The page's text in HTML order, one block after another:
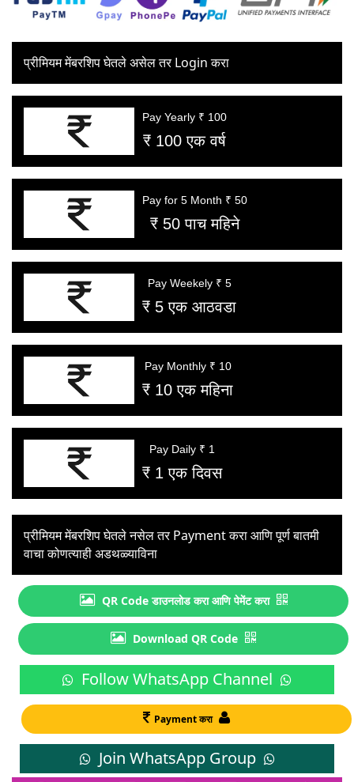
प्रीमियम मेंबरशिप घेतले असेल तर Login करा
Pay Yearly ₹ 100
₹ 100 एक वर्ष
Pay for 5 Month ₹ 50
₹ 50 पाच महिने
Pay Weekely ₹ 5
₹ 5 एक आठवडा
Pay Monthly ₹ 10
₹ 10 एक महिना
Pay Daily ₹ 1
₹ 1 एक दिवस
प्रीमियम मेंबरशिप घेतले नसेल तर Payment करा आणि पूर्ण बातमी
वाचा कोणत्याही अडथळ्याविना
QR Code डाउनलोड करा आणि पेमेंट करा
Download QR Code
Follow WhatsApp Channel
Payment करा
Join WhatsApp Group